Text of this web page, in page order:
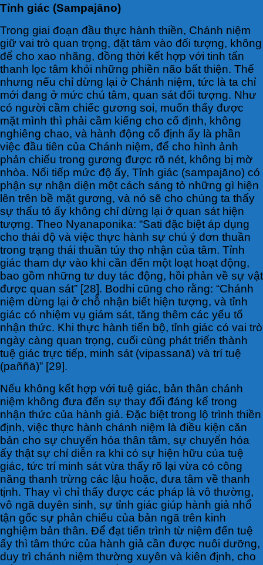
Tỉnh giác (Sampajāno)
Trong giai đoạn đầu thực hành thiền, Chánh niệm
giữ vai trò quan trọng, đặt tâm vào đối tượng, không
để cho xao nhãng, đồng thời kết hợp với tinh tấn
thanh lọc tâm khỏi những phiền não bất thiện. Thế
nhưng nếu chỉ dừng lại ở Chánh niệm, tức là ta chỉ
mới đang ở mức chú tâm, quan sát đối tượng. Như
có người cầm chiếc gương soi, muốn thấy được
mặt mình thì phải cầm kiếng cho cố định, không
nghiêng chao, và hành động cố định ấy là phần
việc đầu tiên của Chánh niệm, để cho hình ảnh
phản chiếu trong gương được rõ nét, không bị mờ
nhòa. Nối tiếp mức độ ấy, Tỉnh giác (sampajāno) có
phận sự nhận diện một cách sáng tỏ những gì hiện
lên trên bề mặt gương, và nó sẽ cho chúng ta thấy
sự thấu tỏ ấy không chỉ dừng lại ở quan sát hiện
tượng. Theo Nyanaponika: “Sati đặc biệt áp dụng
cho thái độ và việc thực hành sự chú ý đơn thuần
trong trạng thái thuần túy thọ nhận của tâm. Tỉnh
giác tham dự vào khi cần đến một loạt hoạt động,
bao gồm những tư duy tác động, hồi phản về sự vật
được quan sát” [28]. Bodhi cũng cho rằng: “Chánh
niệm dừng lại ở chỗ nhận biết hiện tượng, và tỉnh
giác có nhiệm vụ giám sát, tăng thêm các yếu tố
nhận thức. Khi thực hành tiến bộ, tỉnh giác có vai trò
ngày càng quan trọng, cuối cùng phát triển thành
tuệ giác trực tiếp, minh sát (vipassanā) và trí tuệ
(paññā)” [29].
Nếu không kết hợp với tuệ giác, bản thân chánh
niệm không đưa đến sự thay đổi đáng kể trong
nhận thức của hành giả. Đặc biệt trong lộ trình thiền
định, việc thực hành chánh niệm là điều kiện căn
bản cho sự chuyển hóa thân tâm, sự chuyển hóa
ấy thật sự chỉ diễn ra khi có sự hiện hữu của tuệ
giác, tức trí minh sát vừa thấy rõ lại vừa có công
năng thanh trừng các lậu hoặc, đưa tâm về thanh
tịnh. Thay vì chỉ thấy được các pháp là vô thường,
vô ngã duyên sinh, sự tỉnh giác giúp hành giả nhổ
tận gốc sự phản chiếu của bản ngã trên kinh
nghiệm bản thân. Để đạt tiến trình từ niệm đến tuệ
ấy thì tâm thức của hành giả cần được nuôi dưỡng,
duy trì chánh niệm thường xuyên và kiên định, cho